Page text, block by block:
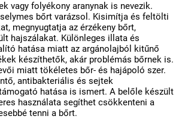
vagy folyékony aranynak is nevezik.
bőrt varázsol. Kisimítja és feltölti
megnyugtatja az érzékeny bőrt,
hajszálakat. Különleges illata és
hatása miatt az argánolajból kitűnő
készíthetők, akár problémás bőrnek is.
miatt tökéletes bőr- és hajápoló szer.
antibakteriális és sejtek
hatása is ismert. A belőle készült
használata segíthet csökkenteni a
tenni a bőrt.